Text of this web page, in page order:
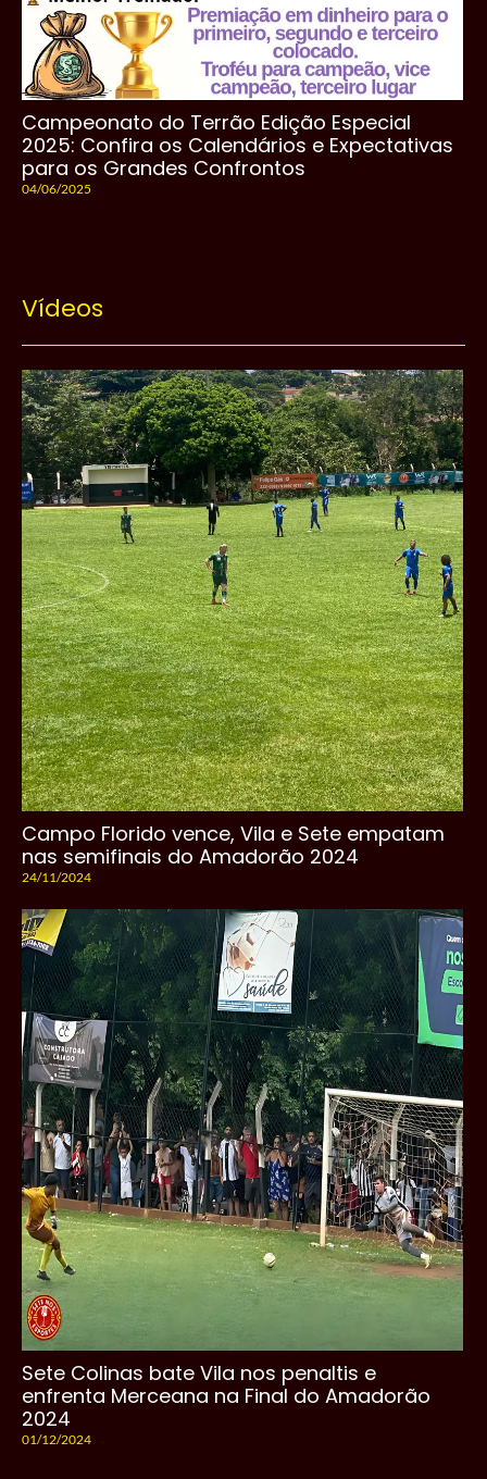
Campeonato do Terrão Edição Especial
2025: Confira os Calendários e Expectativas
para os Grandes Confrontos
04/06/2025
Vídeos
Campo Florido vence, Vila e Sete empatam
nas semifinais do Amadorão 2024
24/11/2024
Sete Colinas bate Vila nos penaltis e
enfrenta Merceana na Final do Amadorão
2024
01/12/2024